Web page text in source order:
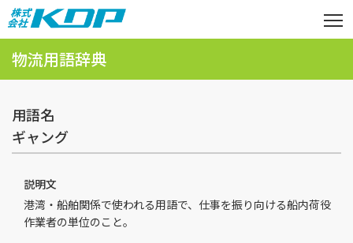
物流用語辞典
用語名
ギャング
説明文
港湾・船舶関係で使われる用語で、仕事を振り向ける船内荷役
作業者の単位のこと。